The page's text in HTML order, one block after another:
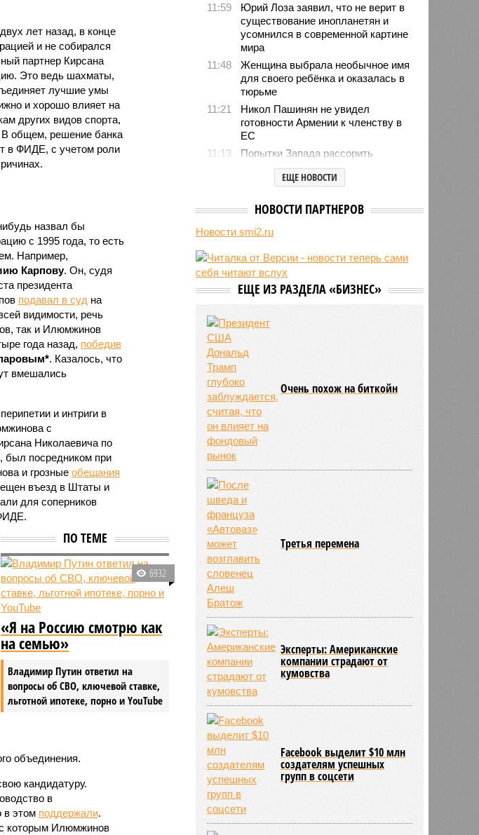
лет назад, в конце
и не собирался
партнер Кирсана
Это ведь шахматы,
лучшие умы
и хорошо влияет на
других видов спорта,
общем, решение банка
в ФИДЕ, с учетом роли
назвал бы
с 1995 года, то есть
Например,
Карпову. Он, судя
президента
подавал в суд на
видимости, речь
так и Илюмжинов
года назад, победив
. Казалось, что
вмешались
и интриги в
с
Николаевича по
посредником при
и грозные обещания
въезд в Штаты и
для соперников
ПО ТЕМЕ
6932
«Я на Россию смотрю как
на семью»
Владимир Путин ответил на
вопросы об СВО, ключевой ставке,
льготной ипотеке, порно и YouTube
объединения.
кандидатуру.
в
в этом поддержали.
которым Илюмжинов
11:59
Юрий Лоза заявил, что не верит в
существование инопланетян и
усомнился в современной картине
мира
11:48
Женщина выбрала необычное имя
для своего ребёнка и оказалась в
тюрьме
11:21
Никол Пашинян не увидел
готовности Армении к членству в
ЕС
11:13
Попытки Запада рассорить
Москву и Астану назвали
бесперспективными
опроверг слова министра обороны
США запретили приходить на
пляж после драки
10:33
Аргентина и Мексика поддержали
Инфантино после его промаха с
10:28
Крупнейшие финансовые
подверглись массированной
ЕЩЕ НОВОСТИ
НОВОСТИ ПАРТНЕРОВ
Новости smi2.ru
ЕЩЕ ИЗ РАЗДЕЛА «БИЗНЕС»
Очень похож на биткойн
Третья перемена
Эксперты: Американские
компании страдают от
кумовства
Facebook выделит $10 млн
создателям успешных
групп в соцсети